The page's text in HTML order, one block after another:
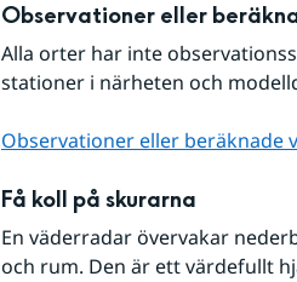
Observationer eller
Alla orter har inte
stationer i närheten och
Observationer eller beräknade
Få koll på skurarna
En väderradar övervakar
och rum. Den är ett värdefullt